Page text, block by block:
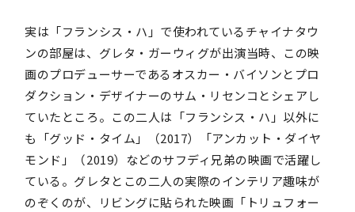
実は「フランシス・ハ」で使われているチャイナタウ
ンの部屋は、グレタ・ガーウィグが出演当時、この映
画のプロデューサーであるオスカー・バイソンとプロ
ダクション・デザイナーのサム・リセンコとシェアし
ていたところ。この二人は「フランシス・ハ」以外に
も「グッド・タイム」（2017）「アンカット・ダイヤ
モンド」（2019）などのサフディ兄弟の映画で活躍し
ている。グレタとこの二人の実際のインテリア趣味が
のぞくのが、リビングに貼られた映画「トリュフォー